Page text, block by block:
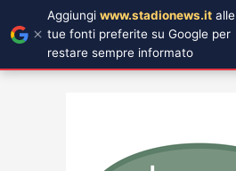
Aggiungi www.stadionews.it alle
tue fonti preferite su Google per
restare sempre informato